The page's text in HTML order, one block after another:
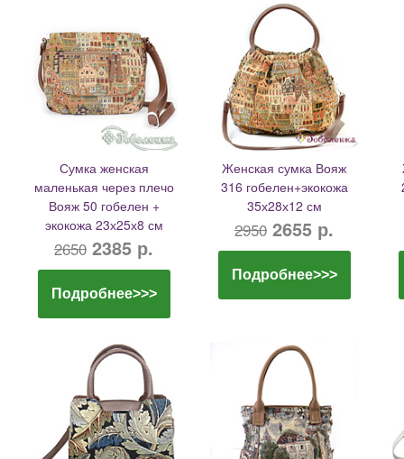
Сумка женская
маленькая через плечо
Вояж 50 гобелен +
экокожа 23х25х8 см
2650 2385 р.
Подробнее>>>
Женская сумка Вояж
316 гобелен+экокожа
35х28х12 см
2950 2655 р.
Подробнее>>>